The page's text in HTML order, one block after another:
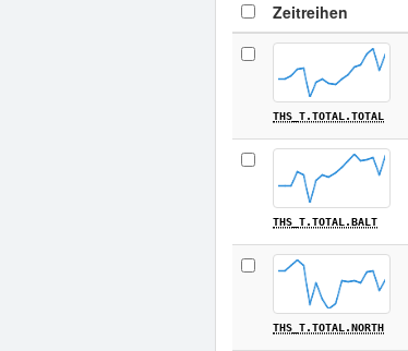
Zeitreihen
THS_T.TOTAL.TOTAL
THS_T.TOTAL.BALT
THS_T.TOTAL.NORTH